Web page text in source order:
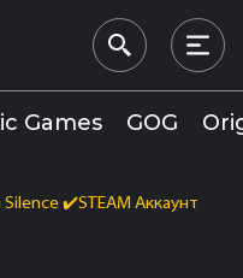
Games GOG
Silence ✔️STEAM Аккаунт